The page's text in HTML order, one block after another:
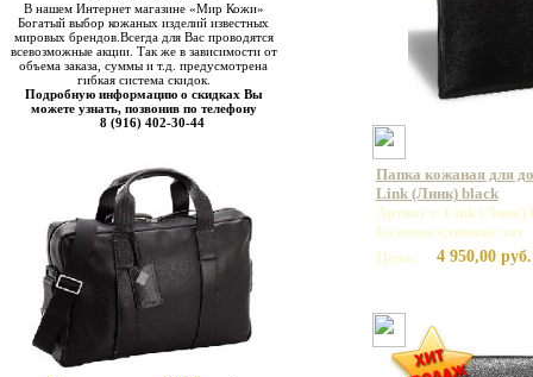
В нашем Интернет магазине «Мир Кожи»
Богатый выбор кожаных изделий известных
мировых брендов.Всегда для Вас проводятся
всевозможные акции. Так же в зависимости от
объема заказа, суммы и т.д. предусмотрена
гибкая система скидок.
Подробную информацию о скидках Вы
можете узнать, позвонив по телефону
8 (916) 402-30-44
Папка кожаная для
Link (Линк) black
Артикул: Link (Линк)
Базовая единица: шт
Цена:
4 950,00 руб.